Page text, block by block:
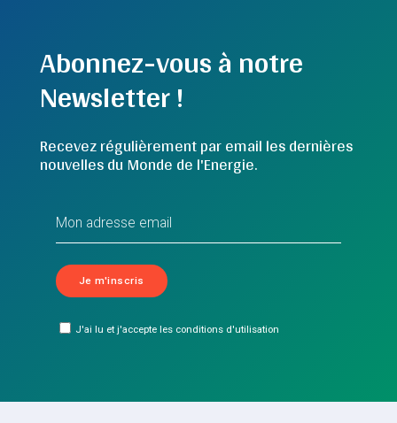
Abonnez-vous à notre
Newsletter !
Recevez régulièrement par email les dernières
nouvelles du Monde de l'Energie.
J'ai lu et j'accepte les conditions d'utilisation